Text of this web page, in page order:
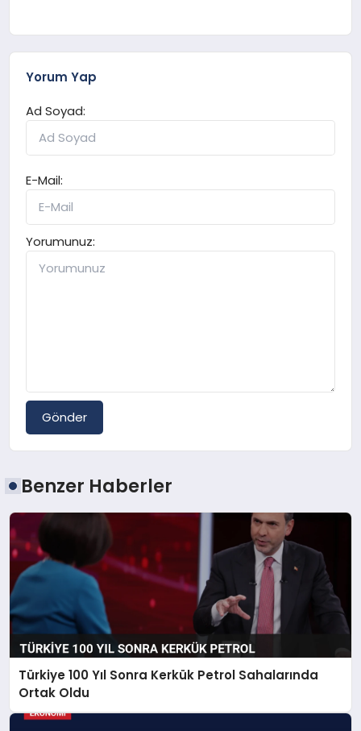
Yorum Yap
Ad Soyad:
E-Mail:
Yorumunuz:
Gönder
Benzer Haberler
Türkiye 100 Yıl Sonra Kerkük Petrol Sahalarında
Ortak Oldu